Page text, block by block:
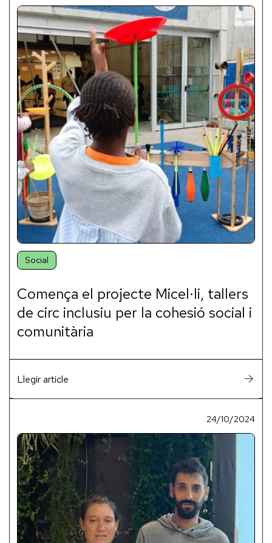
Social
Comença el projecte Micel·li, tallers
de circ inclusiu per la cohesió social i
comunitària
Llegir article
24/10/2024